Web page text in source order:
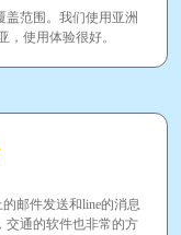
范围。我们使用亚洲
使用体验很好。
邮件发送和line的消息
交通的软件也非常的方